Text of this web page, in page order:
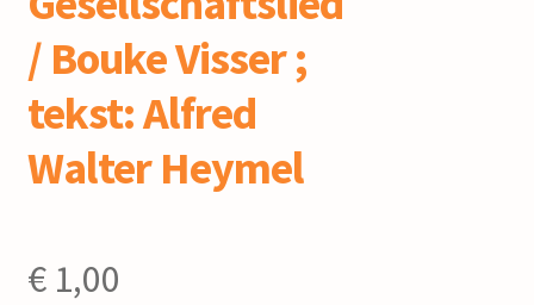
/ Bouke Visser ;
tekst: Alfred
Walter Heymel
€1,00